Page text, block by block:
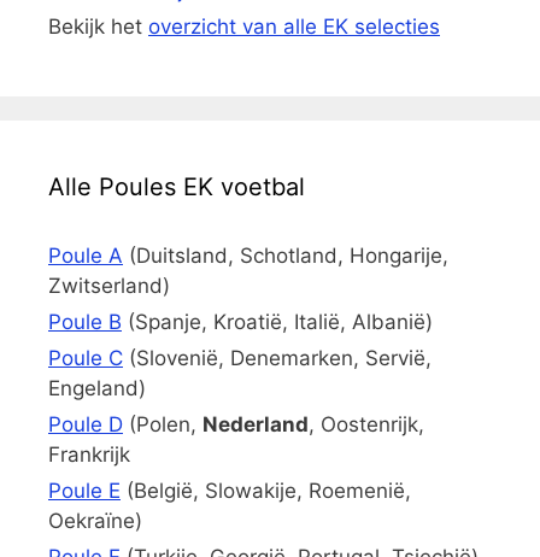
Bekijk het overzicht van alle EK selecties
Alle Poules EK voetbal
Poule A (Duitsland, Schotland, Hongarije,
Zwitserland)
Poule B (Spanje, Kroatië, Italië, Albanië)
Poule C (Slovenië, Denemarken, Servië,
Engeland)
Poule D (Polen, Nederland, Oostenrijk,
Frankrijk
Poule E (België, Slowakije, Roemenië,
Oekraïne)